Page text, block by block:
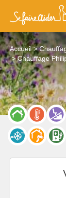
Accueil
Chauffage